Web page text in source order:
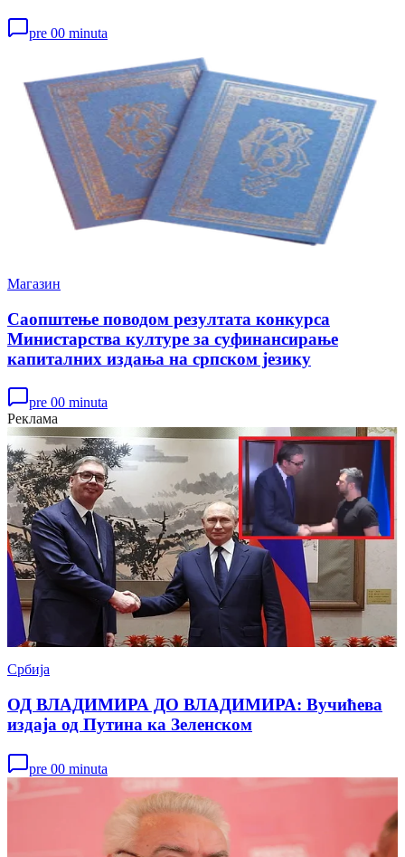
pre 00 minuta
Магазин
Саопштење поводом резултата конкурса
Министарства културе за суфинансирање
капиталних издања на српском језику
pre 00 minuta
Реклама
Србија
ОД ВЛАДИМИРА ДО ВЛАДИМИРА: Вучићева
издаја од Путина ка Зеленском
pre 00 minuta